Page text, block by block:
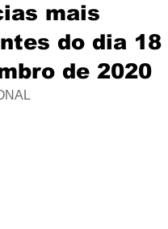
mais
do dia 18
de 2020